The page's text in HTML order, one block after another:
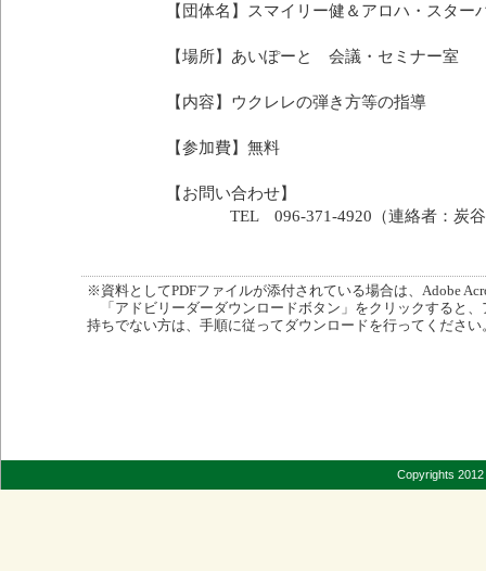
【団体名】スマイリー健＆アロハ・スター
【場所】あいぽーと 会議・セミナー室
【内容】ウクレレの弾き方等の指導
【参加費】無料
【お問い合わせ】
TEL 096-371-4920（連絡者：炭谷
※資料としてPDFファイルが添付されている場合は、Adobe
「アドビリーダーダウンロードボタン」をクリックすると
持ちでない方は、手順に従ってダウンロードを行ってください
Copyrights